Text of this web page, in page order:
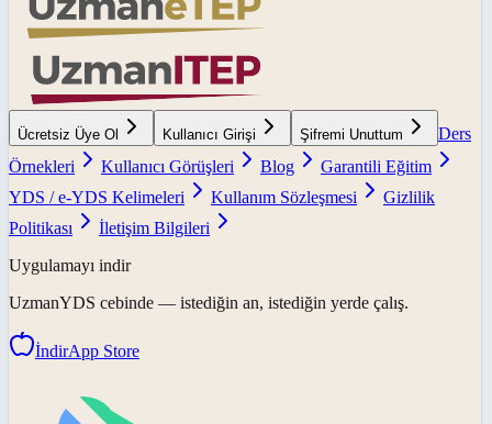
Ücretsiz Üye Ol Kullanıcı Girişi Şifremi Unuttum
Ders
Örnekleri
Kullanıcı Görüşleri Blog
Garantili Eğitim
YDS / e-YDS Kelimeleri
Kullanım Sözleşmesi
Gizlilik
Politikası
İletişim Bilgileri
Uygulamayı indir
UzmanYDS cebinde — istediğin an, istediğin yerde çalış.
İndirApp Store